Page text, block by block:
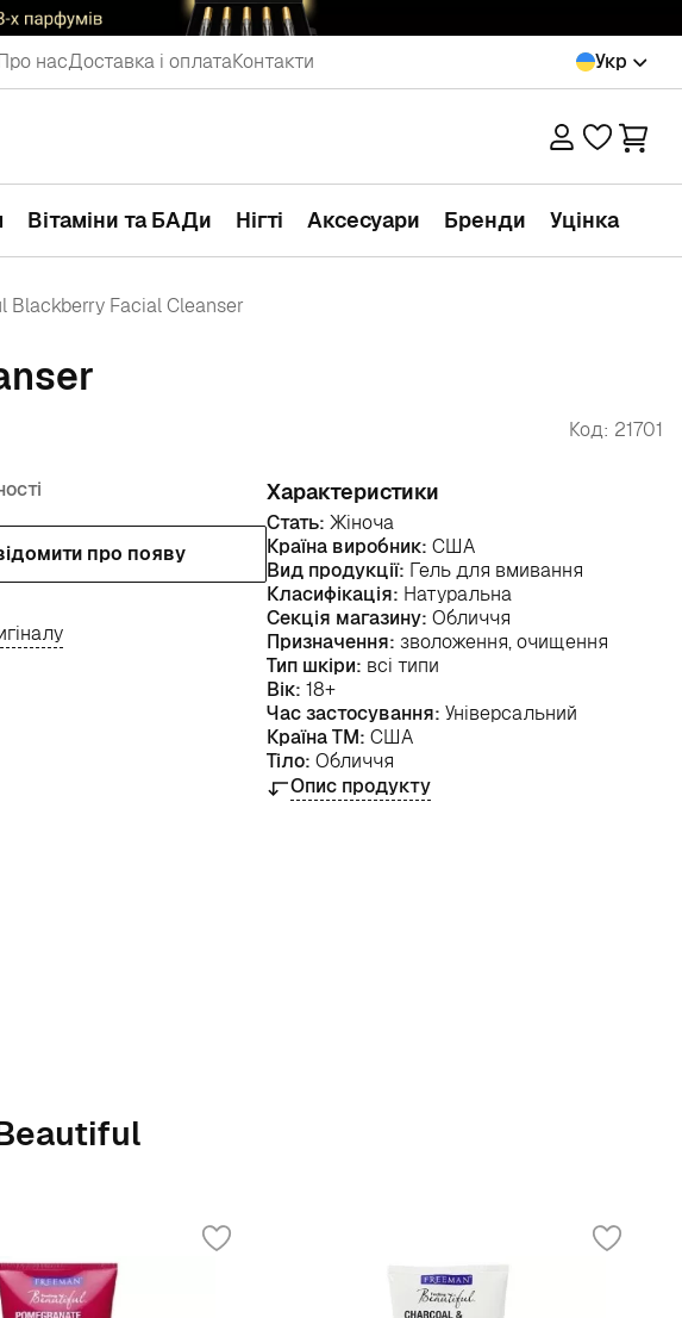
насДоставка і оплатаКонтакти Укр
Вітаміни та БАДи Нігті Аксесуари Бренди Уцінка
Blackberry Facial Cleanser
Код: 21701
про появу
Характеристики
Стать: Жіноча
Країна виробник: США
Вид продукції: Гель для вмивання
Класифікація: Натуральна
Секція магазину: Обличчя
Призначення: зволоження, очищення
Тип шкіри: всі типи
Вік: 18+
Час застосування: Універсальний
Країна ТМ: США
Тіло: Обличчя
Опис продукту